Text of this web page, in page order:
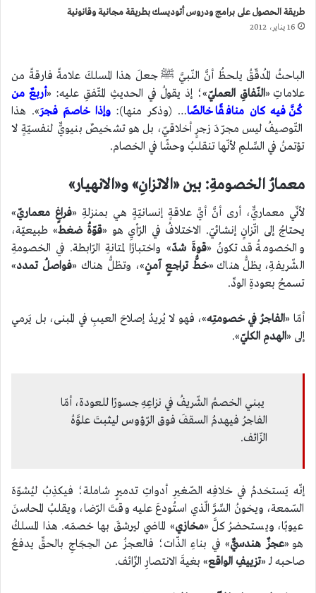
طريقة الحصول على برامج ودروس أتوديسك بطريقة مجانية وقانونية
16 يناير، 2012
الباحثُ المُدقّقُ يلحظُ أنَّ النّبيَّ ﷺ جعلَ هذا المسلكَ علامةً فارقةً من
علاماتِ «النّفاقِ العمليّ»؛ إذ يقولُ في الحديثِ المتّفقِ عليه: «أربعٌ من
كُنَّ فيه كان منافقًا خالصًا… (وذكر منها):وإذا خاصمَ فجرَ». هذا
التّوصيفُ ليس مجرّدَ زجرٍ أخلاقيّ، بل هو تشخيصٌ بنيويٌّ لنفسيّةٍ لا
تؤتمنُ في السِّلمِ لأنّها تنقلبُ وحشًا في الخصام.
معمارُ الخصومةِ: بين «الاتزانِ» و«الانهيار»
لأنّي معماريٌّ، أرى أنَّ أيَّ علاقةٍ إنسانيّةٍ هي بمنزلةِ «فراغٍ معماريّ»
يحتاجُ إلى اتّزانٍ إنشائيّ. الاختلافُ في الرّأيِ هو «قوّةُ ضغط» طبيعيّة،
والخصومةُ قد تكونُ «قوةَ شدّ» واختبارًا لمتانةِ الرّابطة. في الخصومةِ
الشّريفةِ، يظلُّ هناك «خطُّ تراجعٍ آمنٍ»، وتظلُّ هناك «فواصلُ تمدد»
تسمحُ بعودةِ الودِّ.
أمّا «الفاجرُ في خصومتِه»، فهو لا يُريدُ إصلاحَ العيبِ في المبنى، بل يَرمي
إلى «الهدمِ الكليّ».
يبني الخصمُ الشّريفُ في نزاعِهِ جسورًا للعودة، أمّا
الفاجرُ فيهدمُ السقفَ فوق الرّؤوس ليثبتَ علوَّهُ
الزّائف.
إنّه يَستخدمُ في خلافِه الصّغيرِ أدواتِ تدميرٍ شاملة؛ فيكذِبُ ليُشوّهَ
السّمعة، ويخونُ السِّرَّ الّذي استُودعَ عليه وقتَ الرّضا، ويقلبُ المحاسنَ
عيوبًا، ويستحضرُ كلَّ «مخازي» الماضي ليرشقَ بها خصمَه. هذا المسلكُ
هو «عجزٌ هندسيٌّ» في بناءِ الذّات؛ فالعجزُ عن الحِجَاجِ بالحقِّ يدفعُ
صاحبه لـ «تزييفِ الواقع» بغيةَ الانتصارِ الزّائف.